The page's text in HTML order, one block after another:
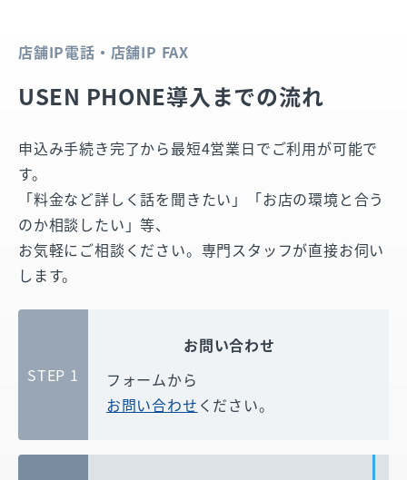
店舗IP電話・店舗IP FAX
USEN PHONE導入までの流れ
申込み手続き完了から最短4営業日でご利用が可能で
す。
「料金など詳しく話を聞きたい」「お店の環境と合う
のか相談したい」等、
お気軽にご相談ください。専門スタッフが直接お伺い
します。
STEP 1
お問い合わせ
フォームから
お問い合わせ ください。